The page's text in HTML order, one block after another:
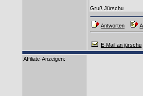
Gruß Jürschu
Antworten
E-Mail an jürschu
Affiliate-Anzeigen: